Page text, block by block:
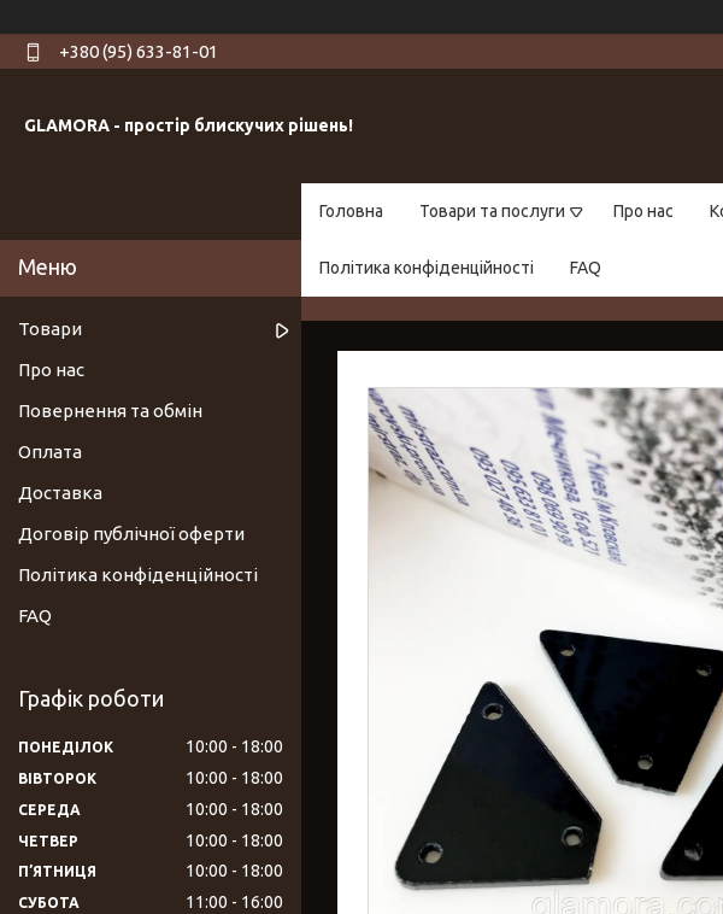
+380 (95) 633-81-01
GLAMORA - простір блискучих рішень!
Головна Товари та послуги Про нас
Політика конфіденційності FAQ
Товари
Про нас
Повернення та обмін
Оплата
Доставка
Договір публічної оферти
Політика конфіденційності
FAQ
Графік роботи
ПОНЕДІЛОК 10:00 18:00
ВІВТОРОК 10:00 18:00
СЕРЕДА 10:00 18:00
ЧЕТВЕР 10:00 18:00
ПʼЯТНИЦЯ 10:00 18:00
СУБОТА 11:00 16:00